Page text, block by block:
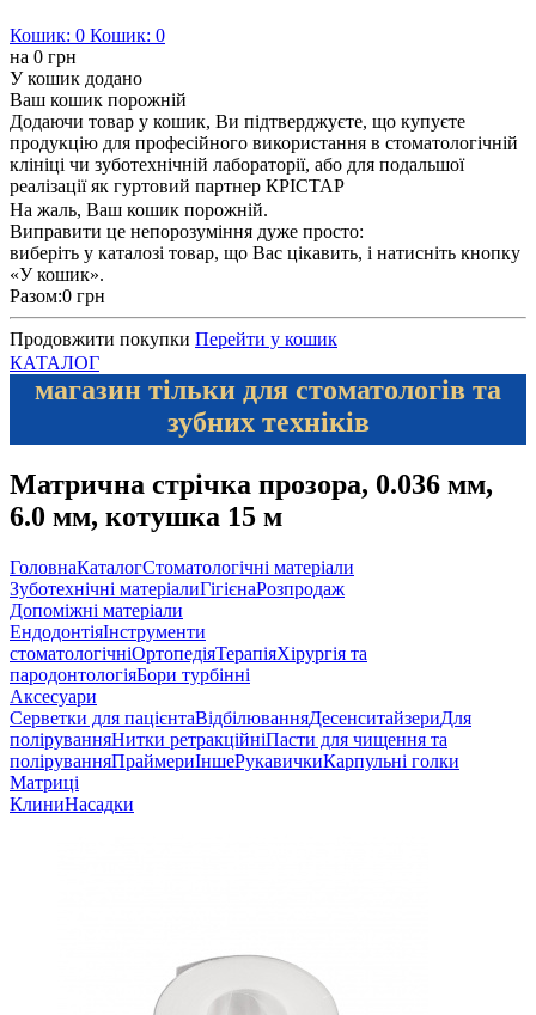
Кошик: 0 Кошик: 0
на 0 грн
У кошик додано
Ваш кошик порожній
Додаючи товар у кошик, Ви підтверджуєте, що купуєте
продукцію для професійного використання в стоматологічній
клініці чи зуботехнічній лабораторії, або для подальшої
реалізації як гуртовий партнер КРІСТАР
На жаль, Ваш кошик порожній.
Виправити це непорозуміння дуже просто:
виберіть у каталозі товар, що Вас цікавить, і натисніть кнопку
«У кошик».
Разом:0 грн
Продовжити покупки Перейти у кошик
КАТАЛОГ
магазин тільки для стоматологів та
зубних техніків
Матрична стрічка прозора, 0.036 мм,
6.0 мм, котушка 15 м
ГоловнаКаталогСтоматологічні матеріали
Зуботехнічні матеріалиГігієнаРозпродаж
Допоміжні матеріали
ЕндодонтіяІнструменти
стоматологічніОртопедіяТерапіяХірургія та
пародонтологіяБори турбінні
Аксесуари
Серветки для пацієнтаВідбілюванняДесенситайзериДля
поліруванняНитки ретракційніПасти для чищення та
поліруванняПраймериІншеРукавичкиКарпульні голки
Матриці
КлиниНасадки